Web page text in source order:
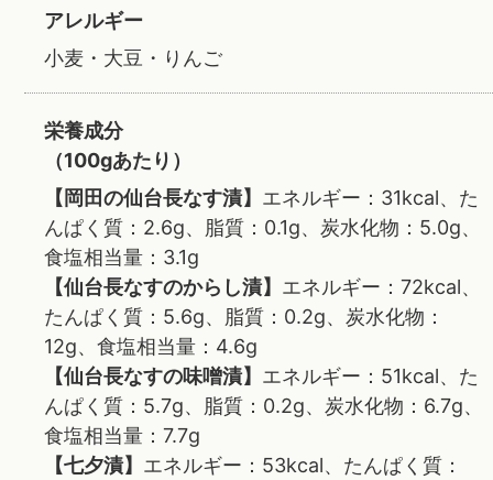
アレルギー
小麦・大豆・りんご
栄養成分
（100gあたり）
【岡田の仙台長なす漬】 エネルギー：31kcal、た
んぱく質：2.6g、脂質：0.1g、炭水化物：5.0g、
食塩相当量：3.1g
【仙台長なすのからし漬】 エネルギー：72kcal、
たんぱく質：5.6g、脂質：0.2g、炭水化物：
12g、食塩相当量：4.6g
【仙台長なすの味噌漬】 エネルギー：51kcal、た
んぱく質：5.7g、脂質：0.2g、炭水化物：6.7g、
食塩相当量：7.7g
【七夕漬】 エネルギー：53kcal、たんぱく質：